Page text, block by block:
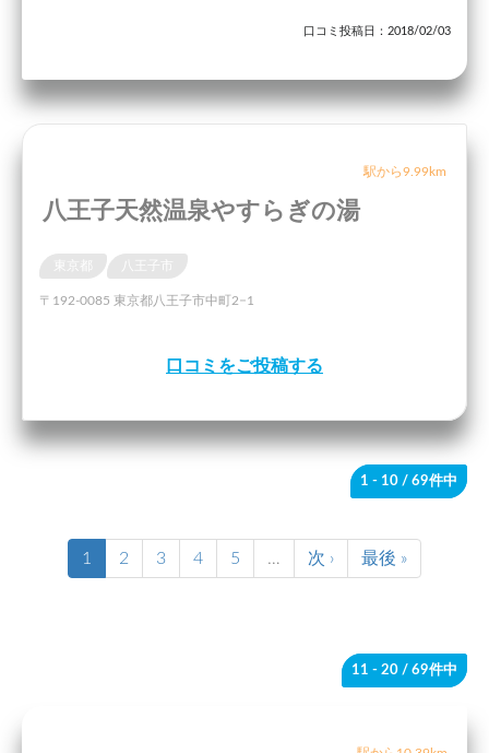
口コミ投稿日：2018/02/03
駅から9.99km
八王子天然温泉やすらぎの湯
東京都 八王子市
〒192-0085 東京都八王子市中町2−1
口コミをご投稿する
1 - 10 / 69件中
1 2 3 4 5 … 次 › 最後 »
11 - 20 / 69件中